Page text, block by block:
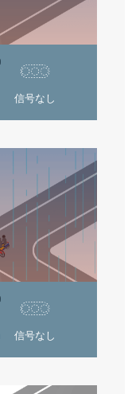
信号なし
信号なし